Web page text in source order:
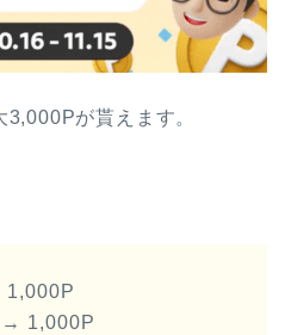
が貰えます。
1,000P
→ 1,000P